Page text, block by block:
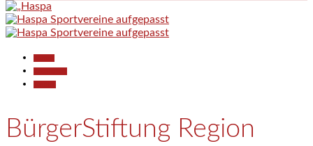
BürgerStiftung Region